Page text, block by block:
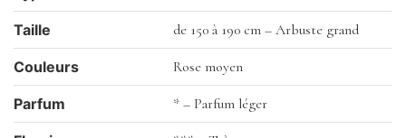
Taille de 150 à 190 cm – Arbuste grand
Couleurs Rose moyen
Parfum * – Parfum léger